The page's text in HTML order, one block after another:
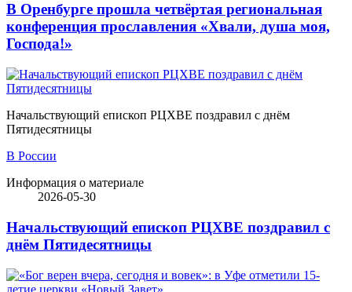
В Оренбурге прошла четвёртая региональная
конференция прославления «Хвали, душа моя,
Господа!»
Начальствующий епископ РЦХВЕ поздравил с днём
Пятидесятницы
В России
Информация о материале
2026-05-30
Начальствующий епископ РЦХВЕ поздравил с
днём Пятидесятницы